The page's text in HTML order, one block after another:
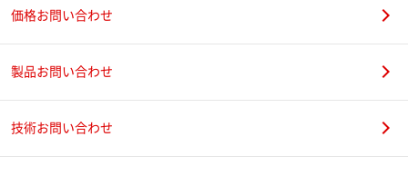
価格お問い合わせ
製品お問い合わせ
技術お問い合わせ